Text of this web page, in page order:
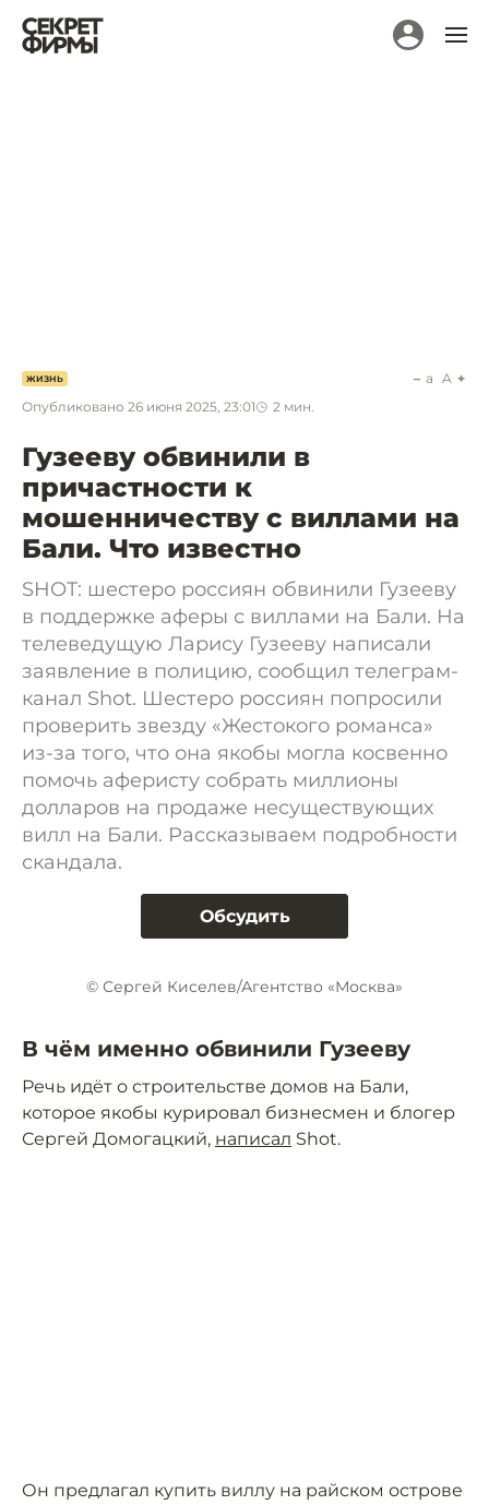
ЖИЗНЬ
Опубликовано 26 июня 2025, 23:01 2 мин.
a A
Гузееву обвинили в
причастности к
мошенничеству с виллами на
Бали. Что известно
SHOT: шестеро россиян обвинили Гузееву
в поддержке аферы с виллами на Бали. На
телеведущую Ларису Гузееву написали
заявление в полицию, сообщил телеграм-
канал Shot. Шестеро россиян попросили
проверить звезду «Жестокого романса»
из-за того, что она якобы могла косвенно
помочь аферисту собрать миллионы
долларов на продаже несуществующих
вилл на Бали. Рассказываем подробности
скандала.
Обсудить
© Сергей Киселев/Агентство «Москва»
В чём именно обвинили Гузееву
Речь идёт о строительстве домов на Бали,
которое якобы курировал бизнесмен и блогер
Сергей Домогацкий, написал Shot.
Он предлагал купить виллу на райском острове